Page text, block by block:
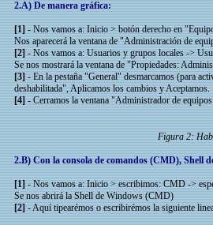
2.A) De manera gráfica:
[1]- Nos vamos a: Inicio > botón derecho en
Nos aparecerá la ventana de "Administración de
[2]- Nos vamos a: Usuarios y grupos locales ->
Se nos mostrará la ventana de "Propiedades:
[3]- En la pestaña "General" desmarcamos (para
deshabilitada", Aplicamos los cambios y Aceptamos.
[4]- Cerramos la ventana "Administrador de
Figura 2:
2.B) Con la consola de comandos (CMD), Shell
[1]- Nos vamos a: Inicio > escribimos: CMD ->
Se nos abrirá la Shell de Windows (CMD)
[2]- Aquí tipearémos o escribirémos la siguiente